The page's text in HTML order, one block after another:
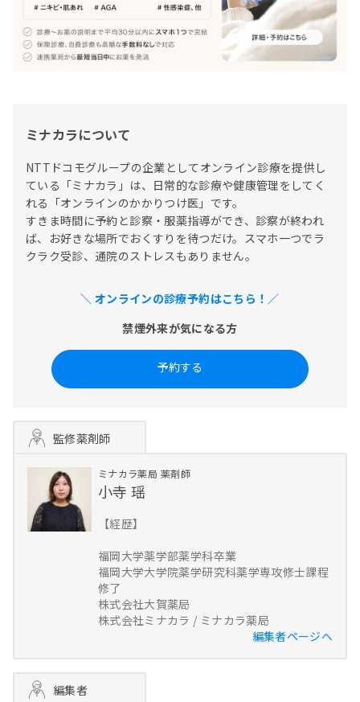
ミナカラについて
NTTドコモグループの企業としてオンライン診療を提供し
ている「ミナカラ」は、日常的な診療や健康管理をしてく
れる「オンラインのかかりつけ医」です。
すきま時間に予約と診察・服薬指導ができ、診察が終われ
ば、お好きな場所でおくすりを待つだけ。スマホ一つでラ
クラク受診、通院のストレスもありません。
＼ オンラインの診療予約はこちら！／
禁煙外来が気になる方
予約する
監修薬剤師
ミナカラ薬局 薬剤師
小寺 瑶
【経歴】
福岡大学薬学部薬学科卒業
福岡大学大学院薬学研究科薬学専攻修士課程
修了
株式会社大賀薬局
株式会社ミナカラ / ミナカラ薬局
編集者ページへ
編集者